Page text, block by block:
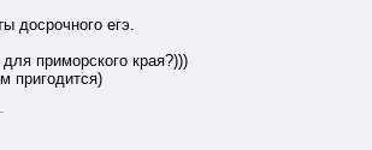
досрочного егэ.
приморского края?)))
пригодится)